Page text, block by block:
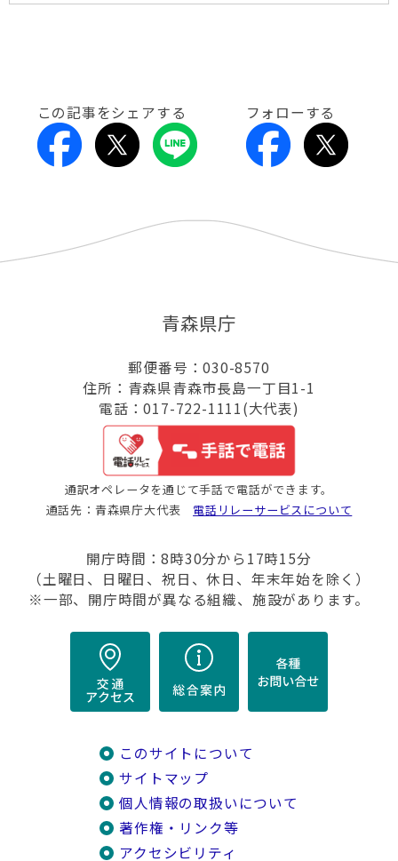
この記事をシェアする フォローする
青森県庁
郵便番号：030-8570
住所：青森県青森市長島一丁目1-1
電話：017-722-1111(大代表)
通訳オペレータを通じて手話で電話ができます。
通話先：青森県庁大代表 電話リレーサービスについて
開庁時間：8時30分から17時15分
（土曜日、日曜日、祝日、休日、年末年始を除く）
※一部、開庁時間が異なる組織、施設があります。
このサイトについて
サイトマップ
個人情報の取扱いについて
著作権・リンク等
アクセシビリティ